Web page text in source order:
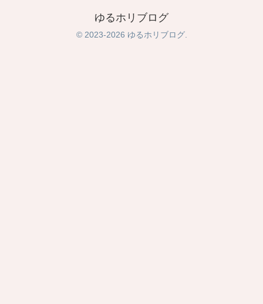
ゆるホリブログ
© 2023-2026 ゆるホリブログ.